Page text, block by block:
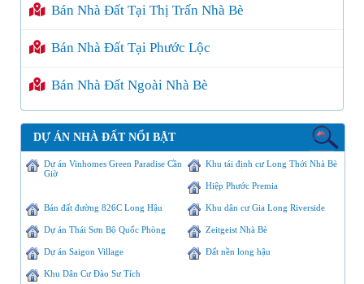
Bán Nhà Đất Tại Thị Trấn Nhà Bè
Bán Nhà Đất Tại Phước Lộc
Bán Nhà Đất Ngoài Nhà Bè
DỰ ÁN NHÀ ĐẤT NỔI BẬT
Dự án Vinhomes Green Paradise Cần
Giờ
Khu tái định cư Long Thới Nhà Bè
Hiệp Phước Premia
Bán đất đường 826C Long Hậu Khu dân cư Gia Long Riverside
Dự án Thái Sơn Bộ Quốc Phòng Zeitgeist Nhà Bè
Dự án Saigon Village Đất nền long hậu
Khu Dân Cư Đào Sư Tích